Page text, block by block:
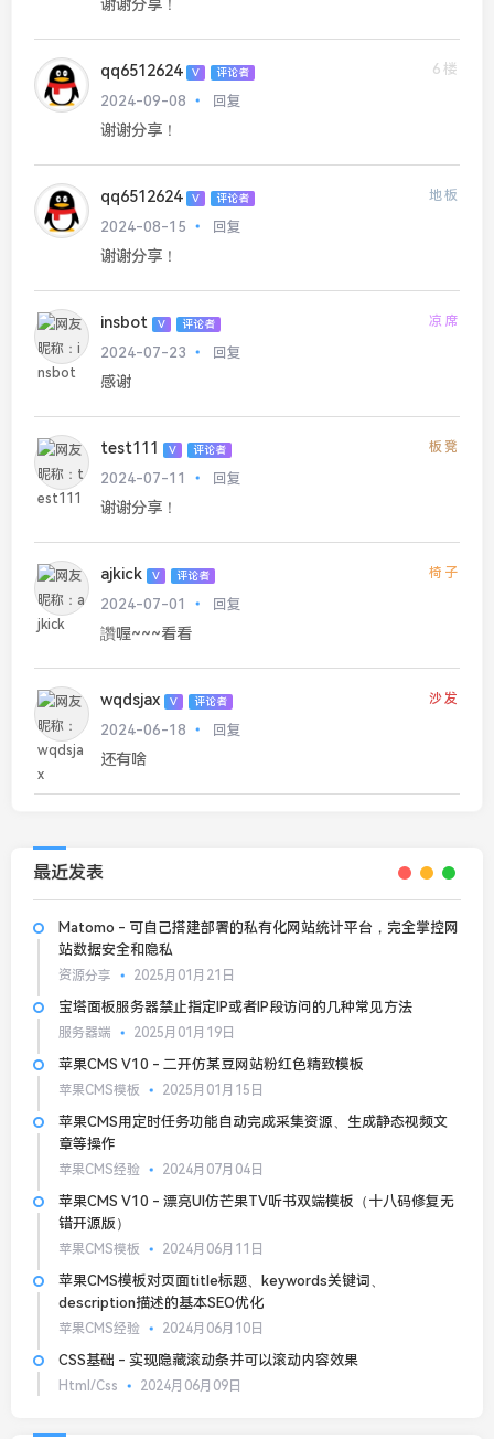
谢谢分享！
qq6512624 V 评论者
6楼
2024-09-08
回复
谢谢分享！
qq6512624 V 评论者 地板
2024-08-15 回复
谢谢分享！
insbot V 评论者 凉席
2024-07-23 回复
感谢
test111 V 评论者 板凳
2024-07-11 回复
谢谢分享！
ajkick V 评论者 椅子
2024-07-01 回复
讚喔~~~看看
wqdsjax V 评论者 沙发
2024-06-18 回复
还有啥
最近发表
Matomo - 可自己搭建部署的私有化网站统计平台，完全掌控网
站数据安全和隐私
资源分享 2025月01月21日
宝塔面板服务器禁止指定IP或者IP段访问的几种常见方法
服务器端 2025月01月19日
苹果CMS V10 - 二开仿某豆网站粉红色精致模板
苹果CMS模板 2025月01月15日
苹果CMS用定时任务功能自动完成采集资源、生成静态视频文
章等操作
苹果CMS经验 2024月07月04日
苹果CMS V10 - 漂亮UI仿芒果TV听书双端模板（十八码修复无
错开源版）
苹果CMS模板 2024月06月11日
苹果CMS模板对页面title标题、keywords关键词、
description描述的基本SEO优化
苹果CMS经验 2024月06月10日
CSS基础 - 实现隐藏滚动条并可以滚动内容效果
Html/Css 2024月06月09日